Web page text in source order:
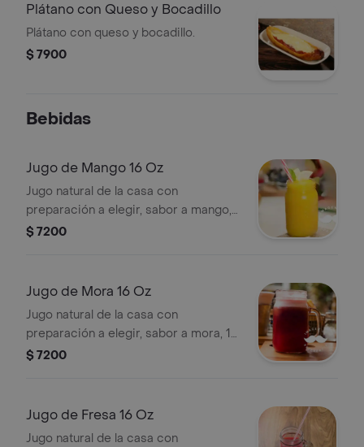
Plátano con Queso y Bocadillo
Plátano con queso y bocadillo.
$ 7900
Bebidas
Jugo de Mango 16 Oz
Jugo natural de la casa con
preparación a elegir, sabor a mango,
16 oz.
$ 7200
Jugo de Mora 16 Oz
Jugo natural de la casa con
preparación a elegir, sabor a mora, 16
oz.
$ 7200
Jugo de Fresa 16 Oz
Jugo natural de la casa con